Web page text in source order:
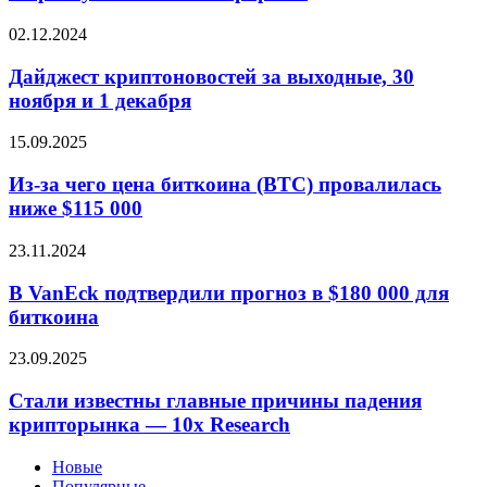
прорыв,
или
ложный
Дайджест
за
выходные,
30
и
декабря
02.12.2024
Дайджест криптоновостей за выходные, 30
ноября и 1 декабря
Из-
чего
биткоина
провалилась
$115
000
15.09.2025
Из-за чего цена биткоина (BTC) провалилась
ниже $115 000
В
подтвердили
прогноз
в
000
биткоина
23.11.2024
В VanEck подтвердили прогноз в $180 000 для
биткоина
Стали
главные
причины
падения
23.09.2025
Стали известны главные причины падения
крипторынка — 10x Research
Новые